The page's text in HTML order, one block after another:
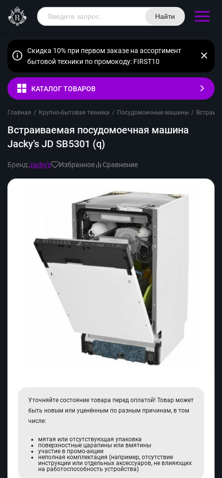
Найти
Скидка 10% при первом заказе на ассортимент
бытовой техники по промокоду: FIRST10
КАТАЛОГ ТОВАРОВ
Главная / Крупно-бытовая техника / Посудомоечные машины /
Встраиваемая посудомоечная машина
Jacky's JD SB5301 (q)
Бренд:Jacky's Избранное Сравнение
Уточняйте состояние товара перед оплатой! Товар может
быть новым или уценённым по разным причинам, в том
числе:
мятая или отсутствующая упаковка
поверхностные царапины или вмятины
участие в промо-акции
неполная комплектация (например, отсутствие
инструкции или отдельных аксессуаров, не влияющих
на работоспособность устройства)